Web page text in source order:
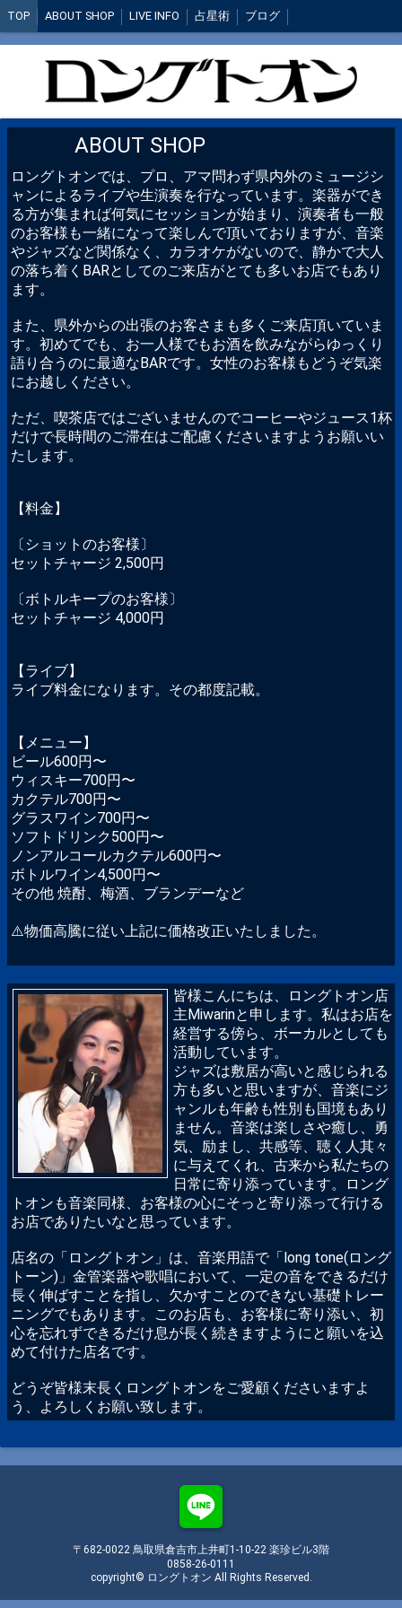
TOP ABOUT SHOP LIVE INFO 占星術 ブログ
ABOUT SHOP
ロングトオンでは、プロ、アマ問わず県内外のミュージシ
ャンによるライブや生演奏を行なっています。楽器ができ
る方が集まれば何気にセッションが始まり、演奏者も一般
のお客様も一緒になって楽しんで頂いておりますが、音楽
やジャズなど関係なく、カラオケがないので、静かで大人
の落ち着くBARとしてのご来店がとても多いお店でもあり
ます。
また、県外からの出張のお客さまも多くご来店頂いていま
す。初めてでも、お一人様でもお酒を飲みながらゆっくり
語り合うのに最適なBARです。女性のお客様もどうぞ気楽
にお越しください。
ただ、喫茶店ではございませんのでコーヒーやジュース1杯
だけで長時間のご滞在はご配慮くださいますようお願いい
たします。
【料金】
〔ショットのお客様〕
セットチャージ 2,500円
〔ボトルキープのお客様〕
セットチャージ 4,000円
【ライブ】
ライブ料金になります。その都度記載。
【メニュー】
ビール600円〜
ウィスキー700円〜
カクテル700円〜
グラスワイン700円〜
ソフトドリンク500円〜
ノンアルコールカクテル600円〜
ボトルワイン4,500円〜
その他 焼酎、梅酒、ブランデーなど
⚠️物価高騰に従い上記に価格改正いたしました。
皆様こんにちは、ロングトオン店
主Miwarinと申します。私はお店を
経営する傍ら、ボーカルとしても
活動しています。
ジャズは敷居が高いと感じられる
方も多いと思いますが、音楽にジ
ャンルも年齢も性別も国境もあり
ません。音楽は楽しさや癒し、勇
気、励まし、共感等、聴く人其々
に与えてくれ、古来から私たちの
日常に寄り添っています。ロング
トオンも音楽同様、お客様の心にそっと寄り添って行ける
お店でありたいなと思っています。
店名の「ロングトオン」は、音楽用語で「long tone(ロング
トーン)」金管楽器や歌唱において、一定の音をできるだけ
長く伸ばすことを指し、欠かすことのできない基礎トレー
ニングでもあります。このお店も、お客様に寄り添い、初
心を忘れずできるだけ息が長く続きますようにと願いを込
めて付けた店名です。
どうぞ皆様末長くロングトオンをご愛顧くださいますよ
う、よろしくお願い致します。
〒682-0022 鳥取県倉吉市上井町1-10-22 楽珍ビル3階
0858-26-0111
copyright© ロングトオン All Rights Reserved.